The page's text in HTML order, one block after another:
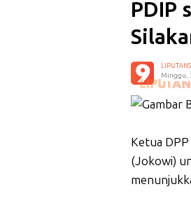
PDIP
Minggu,
Ketua
(Jokowi)